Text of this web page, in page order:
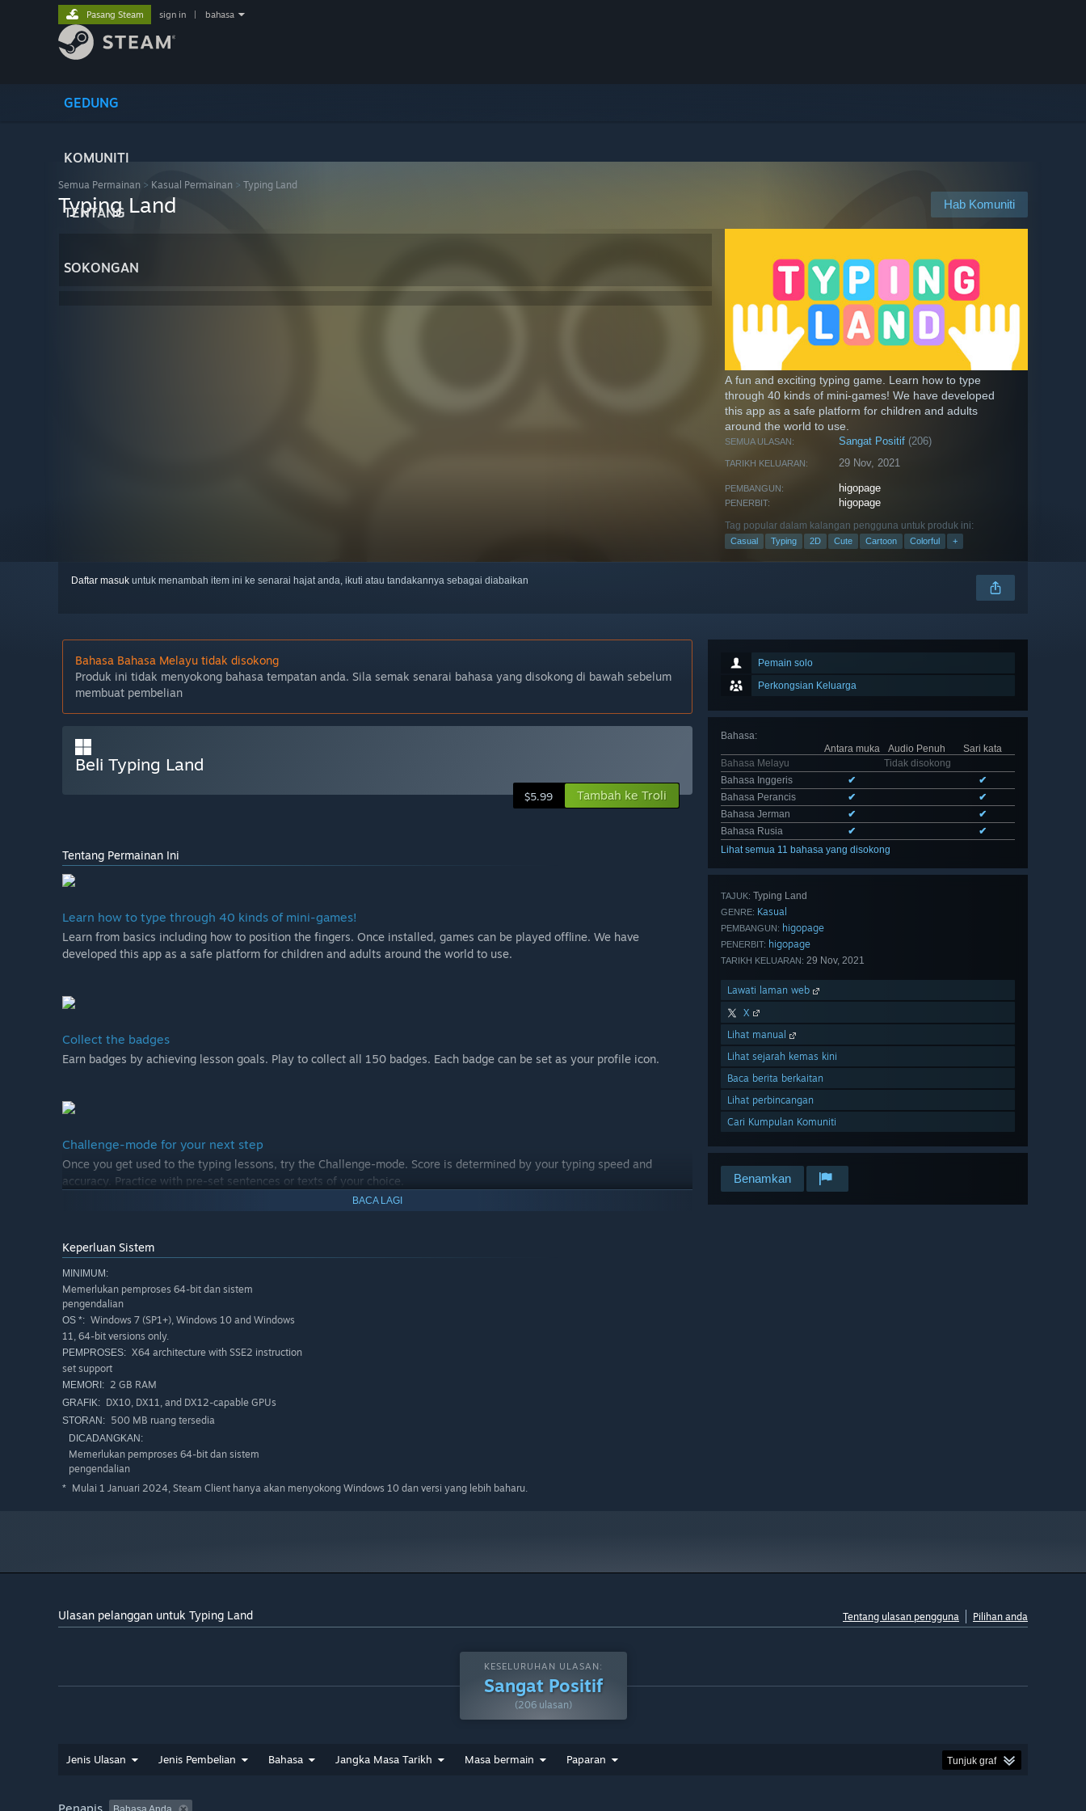
GEDUNG
KOMUNITI
TENTANG
SOKONGAN
Pasang Steam sign in bahasa
Semua Permainan > Kasual Permainan > Typing Land
Hab Komuniti
Typing Land
A fun and exciting typing game. Learn how to type
through 40 kinds of mini-games! We have developed
this app as a safe platform for children and adults
around the world to use.
SEMUA ULASAN: Sangat Positif (206)
TARIKH KELUARAN: 29 Nov, 2021
PEMBANGUN: higopage
PENERBIT: higopage
Tag popular dalam kalangan pengguna untuk produk ini:
Casual Typing 2D Cute Cartoon Colorful +
Daftar masuk untuk menambah item ini ke senarai hajat anda, ikuti atau tandakannya sebagai diabaikan
Pemain solo
Perkongsian Keluarga
Bahasa:
Antara muka
Audio Penuh
Sari kata
Bahasa Melayu
Tidak disokong
Bahasa Inggeris
✔
✔
Bahasa Perancis
✔
✔
Bahasa Jerman
✔
✔
Bahasa Rusia
✔
✔
Lihat semua 11 bahasa yang disokong
TAJUK: Typing Land
GENRE: Kasual
PEMBANGUN: higopage
PENERBIT: higopage
TARIKH KELUARAN: 29 Nov, 2021
Lawati laman web
X
Lihat manual
Lihat sejarah kemas kini
Baca berita berkaitan
Lihat perbincangan
Cari Kumpulan Komuniti
Benamkan
Bahasa Bahasa Melayu tidak disokong
Produk ini tidak menyokong bahasa tempatan anda. Sila semak senarai bahasa yang disokong di bawah sebelum
membuat pembelian
Beli Typing Land
$5.99 Tambah ke Troli
Tentang Permainan Ini
Learn how to type through 40 kinds of mini-games!
Learn from basics including how to position the fingers. Once installed, games can be played offline. We have
developed this app as a safe platform for children and adults around the world to use.
Collect the badges
Earn badges by achieving lesson goals. Play to collect all 150 badges. Each badge can be set as your profile icon.
Challenge-mode for your next step
Once you get used to the typing lessons, try the Challenge-mode. Score is determined by your typing speed and
accuracy. Practice with pre-set sentences or texts of your choice.
BACA LAGI
Keperluan Sistem
MINIMUM:
Memerlukan pemproses 64-bit dan sistem
pengendalian
OS *: Windows 7 (SP1+), Windows 10 and Windows
11, 64-bit versions only.
PEMPROSES: X64 architecture with SSE2 instruction
set support
MEMORI: 2 GB RAM
GRAFIK: DX10, DX11, and DX12-capable GPUs
STORAN: 500 MB ruang tersedia
DICADANGKAN:
Memerlukan pemproses 64-bit dan sistem
pengendalian
* Mulai 1 Januari 2024, Steam Client hanya akan menyokong Windows 10 dan versi yang lebih baharu.
Ulasan pelanggan untuk Typing Land Tentang ulasan pengguna Pilihan anda
KESELURUHAN ULASAN:
Sangat Positif
(206 ulasan)
Jenis Ulasan Jenis Pembelian Bahasa Jangka Masa Tarikh Masa bermain Paparan Tunjuk graf